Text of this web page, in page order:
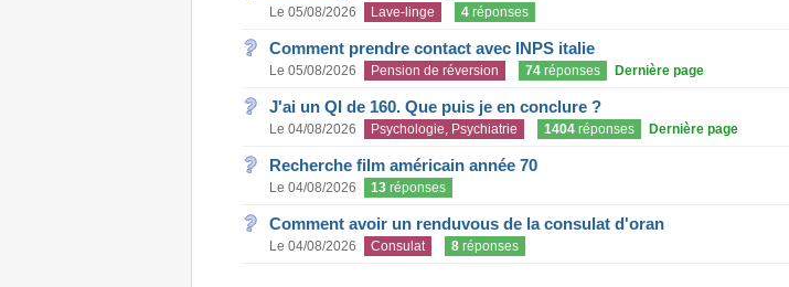
Le 05/08/2026 Lave-linge 4réponses
Comment prendre contact avec INPS italie
Le 05/08/2026 Pension de réversion 74réponses Dernière page
J'ai un QI de 160. Que puis je en conclure ?
Le 04/08/2026 Psychologie, Psychiatrie 1404réponses Dernière page
Recherche film américain année 70
Le 04/08/2026 13réponses
Comment avoir un renduvous de la consulat d'oran
Le 04/08/2026 Consulat 8réponses